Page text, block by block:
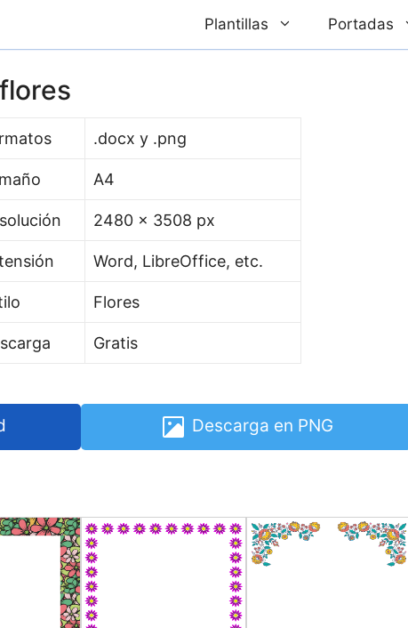
Plantillas Portadas
.docx y .png
A4
2480 x 3508 px
Word, LibreOffice, etc.
Flores
Gratis
Descarga en PNG